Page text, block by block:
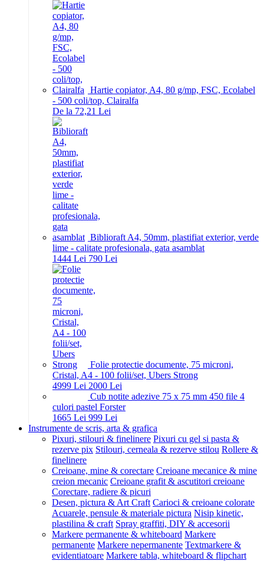
Hartie copiator, A4, 80 g/mp, FSC, Ecolabel
- 500 coli/top, Clairalfa
De la 72,21 Lei
Biblioraft A4, 50mm, plastifiat exterior, verde
lime - calitate profesionala, gata asamblat
1444 Lei 790 Lei
Folie protectie documente, 75 microni,
Cristal, A4 - 100 folii/set, Ubers Strong
4999 Lei 2000 Lei
Cub notite adezive 75 x 75 mm 450 file 4
culori pastel Forster
1665 Lei 999 Lei
Instrumente de scris, arta & grafica
Pixuri, stilouri & finelinere Pixuri cu gel si pasta &
rezerve pix Stilouri, cerneala & rezerve stilou Rollere &
finelinere
Creioane, mine & corectare Creioane mecanice & mine
creion mecanic Creioane grafit & ascutitori creioane
Corectare, radiere & picuri
Desen, pictura & Art Craft Carioci & creioane colorate
Acuarele, pensule & materiale pictura Nisip kinetic,
plastilina & craft Spray graffiti, DIY & accesorii
Markere permanente & whiteboard Markere
permanente Markere nepermanente Textmarkere &
evidentiatoare Markere tabla, whiteboard & flipchart